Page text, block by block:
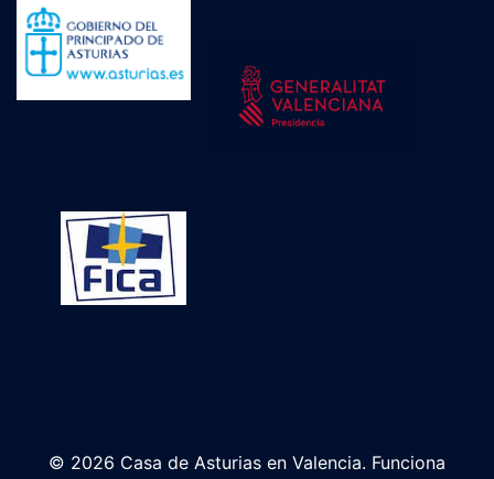
© 2026 Casa de Asturias en Valencia. Funciona